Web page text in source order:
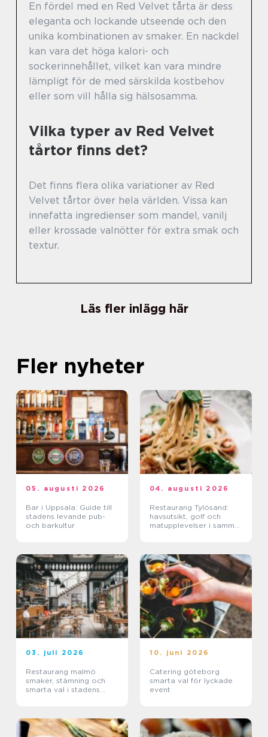
En fördel med en Red Velvet tårta är dess
eleganta och lockande utseende och den
unika kombinationen av smaker. En nackdel
kan vara det höga kalori- och
sockerinnehållet, vilket kan vara mindre
lämpligt för de med särskilda kostbehov
eller som vill hålla sig hälsosamma.
Vilka typer av Red Velvet
tårtor finns det?
Det finns flera olika variationer av Red
Velvet tårtor över hela världen. Vissa kan
innefatta ingredienser som mandel, vanilj
eller krossade valnötter för extra smak och
textur.
Läs fler inlägg här
Fler nyheter
05. augusti 2026
Bar i Uppsala: Guide till
stadens levande pub-
och barkultur
04. augusti 2026
Restaurang Tylösand:
havsutsikt, golf och
matupplevelser i samma
03. juli 2026
Restaurang malmö
smaker, stämning och
smarta val i stadens
10. juni 2026
Catering göteborg
smarta val för lyckade
event